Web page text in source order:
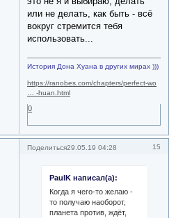
или не делать, как быть - всё
вокруг стремится тебя
использовать...
История Дона Хуана в других мирах )))
https://ranobes.com/chapters/perfect-wo
… -huan.html
0
Поделиться 15
29.05.19 04:28
PaulK написал(а):
Когда я чего-то желаю -
то получаю наоборот,
планета против, ждёт,